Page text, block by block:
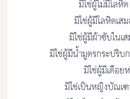
มิใช่ผู้ไม่มีโลหิ
มิใช่ผู้มีโลหิตเส
มิใช่ผู้มีผ้าซับในเ
มิใช่ผู้มีน้ำมูตรกระปริบ
มิใช่ผู้มีเดือย
มิใช่เป็นหญิงบัณเ